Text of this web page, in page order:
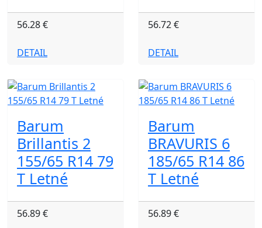
56.28 €
DETAIL
56.72 €
DETAIL
Barum
Brillantis 2
155/65 R14 79
T Letné
56.89 €
Barum
BRAVURIS 6
185/65 R14 86
T Letné
56.89 €